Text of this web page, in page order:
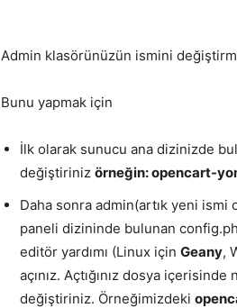
Admin klasörünüzün ismini
Bunu yapmak için
İlk olarak sunucu ana dizinizde
değiştiriniz örneğin: opencart-
Daha sonra admin(artık yeni
paneli dizininde bulunan
editör yardımı (Linux için Geany,
açınız. Açtığınız dosya içerisinde
değiştiriniz. Örneğimizdeki